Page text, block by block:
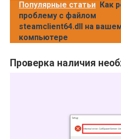
Популярные статьи Как
проблему с файлом
steamclient64.dll на
компьютере
Проверка наличия